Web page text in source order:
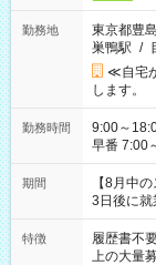
勤務地
東京都豊
巣鴨駅 /
≪自宅
します。
勤務時間
9:00～18:00（休憩60分
早番 7:00
と休みを
「できれ
ね。 ※Wワーク希望の方へ 今ご覧のお仕事で希望する勤務時間
と、もう1
合は応募
期間
【8月中
3日後に就
特徴 履歴書不
上の大量